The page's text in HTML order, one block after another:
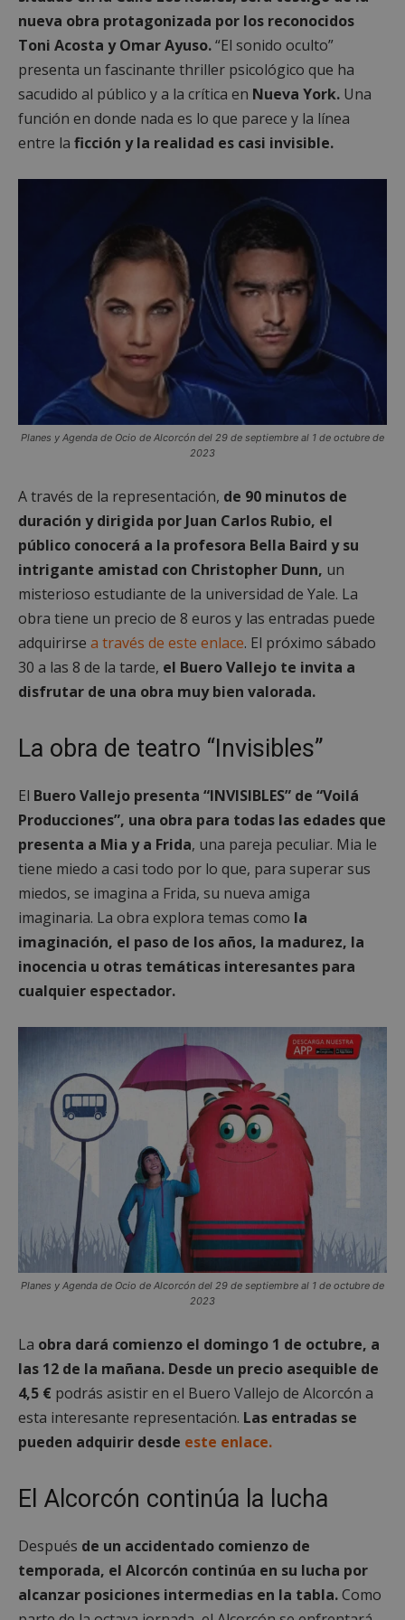
nueva obra protagonizada por los reconocidos
Toni Acosta y Omar Ayuso.“El sonido oculto”
presenta un fascinante thriller psicológico que ha
sacudido al público y a la crítica en Nueva York. Una
función en donde nada es lo que parece y la línea
entre la ficción y la realidad es casi invisible.
Planes y Agenda de Ocio de Alcorcón del 29 de septiembre al 1 de octubre de
2023
A través de la representación, de 90 minutos de
duración y dirigida por Juan Carlos Rubio, el
público conocerá a la profesora Bella Baird y su
intrigante amistad con Christopher Dunn, un
misterioso estudiante de la universidad de Yale. La
obra tiene un precio de 8 euros y las entradas puede
adquirirse a través de este enlace. El próximo sábado
30 a las 8 de la tarde, el Buero Vallejo te invita a
disfrutar de una obra muy bien valorada.
La obra de teatro “Invisibles”
El Buero Vallejo presenta “INVISIBLES” de “Voilá
Producciones”, una obra para todas las edades que
presenta a Mia y a Frida, una pareja peculiar. Mia le
tiene miedo a casi todo por lo que, para superar sus
miedos, se imagina a Frida, su nueva amiga
imaginaria. La obra explora temas como la
imaginación, el paso de los años, la madurez, la
inocencia u otras temáticas interesantes para
cualquier espectador.
Planes y Agenda de Ocio de Alcorcón del 29 de septiembre al 1 de octubre de
2023
La obra dará comienzo el domingo 1 de octubre, a
las 12 de la mañana. Desde un precio asequible de
4,5 € podrás asistir en el Buero Vallejo de Alcorcón a
esta interesante representación. Las entradas se
pueden adquirir desde este enlace.
El Alcorcón continúa la lucha
Después de un accidentado comienzo de
temporada, el Alcorcón continúa en su lucha por
alcanzar posiciones intermedias en la tabla.Como
preferencias
funcionalidad
Cookies no clasificadas
Cookies estrictamente necesarias
Cookies de rendimiento
Cookies de preferencias
Cookies de funcionalidad
Cookies no clasificadas
Las cookies estrictamente necesarias permiten la
funcionalidad principal del sitio web, como el
inicio de sesión de usuario y la gestión de cuentas.
El sitio web no se puede utilizar correctamente sin
las cookies estrictamente necesarias.
Nombre
Proveedor/
Dominio
AWSALBCORS
Amazon.com
Inc.
embed.bsky.app
1 semana
sp_landing
Spotify Inc.
.spotify.com
VISITOR_PRIVACY_METADATA
Privacy Policy